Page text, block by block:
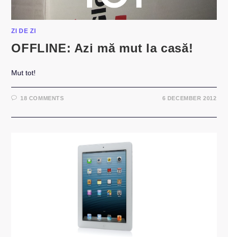
ZI DE ZI
OFFLINE: Azi mă mut la casă!
Mut tot!
18 COMMENTS 6 DECEMBER 2012